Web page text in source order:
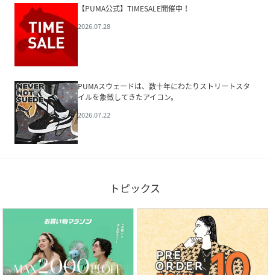
【PUMA公式】TIMESALE開催中！
2026.07.28
PUMAスウェードは、数十年にわたりストリートスタ
イルを象徴してきたアイコン。
2026.07.22
トピックス